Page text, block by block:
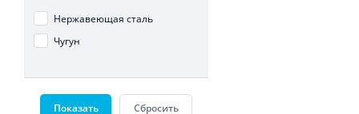
Нержавеющая сталь
Чугун
Показать Сбросить